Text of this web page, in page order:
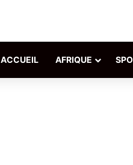
ACCUEIL AFRIQUE